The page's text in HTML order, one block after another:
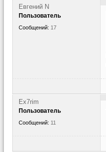
Евгений N
Пользователь
Сообщений: 17
Ex7rim
Пользователь
Сообщений: 11